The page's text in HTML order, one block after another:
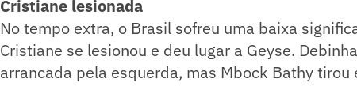
Cristiane lesionada
No tempo extra, o Brasil sofreu uma baixa
Cristiane se lesionou e deu lugar a Geyse.
arrancada pela esquerda, mas Mbock Bathy tirou